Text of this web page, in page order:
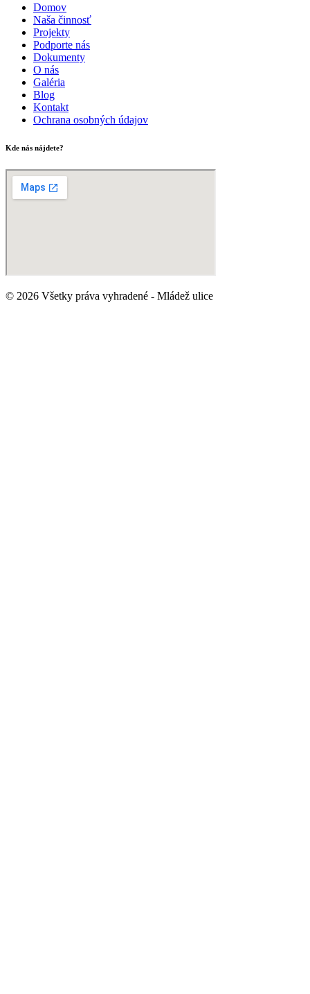
Domov
Naša činnosť
Projekty
Podporte nás
Dokumenty
O nás
Galéria
Blog
Kontakt
Ochrana osobných údajov
Kde nás nájdete?
© 2026 Všetky práva vyhradené - Mládež ulice